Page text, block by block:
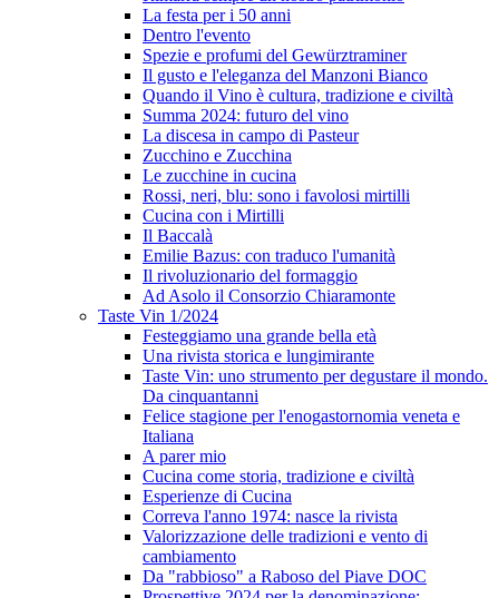
La festa per i 50 anni
Dentro l'evento
Spezie e profumi del Gewürztraminer
Il gusto e l'eleganza del Manzoni Bianco
Quando il Vino è cultura, tradizione e civiltà
Summa 2024: futuro del vino
La discesa in campo di Pasteur
Zucchino e Zucchina
Le zucchine in cucina
Rossi, neri, blu: sono i favolosi mirtilli
Cucina con i Mirtilli
Il Baccalà
Emilie Bazus: con traduco l'umanità
Il rivoluzionario del formaggio
Ad Asolo il Consorzio Chiaramonte
Taste Vin 1/2024
Festeggiamo una grande bella età
Una rivista storica e lungimirante
Taste Vin: uno strumento per degustare il mondo.
Da cinquantanni
Felice stagione per l'enogastornomia veneta e
Italiana
A parer mio
Cucina come storia, tradizione e civiltà
Esperienze di Cucina
Correva l'anno 1974: nasce la rivista
Valorizzazione delle tradizioni e vento di
cambiamento
Da "rabbioso" a Raboso del Piave DOC